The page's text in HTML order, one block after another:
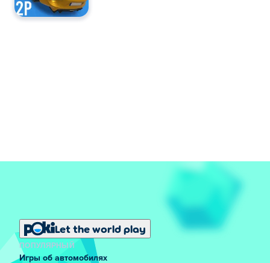
Let the world play
ПОПУЛЯРНЫЙ
Игры об автомобилях